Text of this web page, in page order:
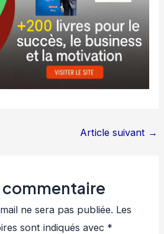
Article suivant →
commentaire
ne sera pas publiée. Les
sont indiqués avec *